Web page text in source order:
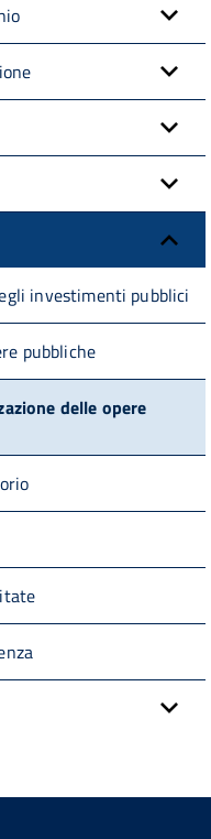
investimenti pubblici
pubbliche
delle opere